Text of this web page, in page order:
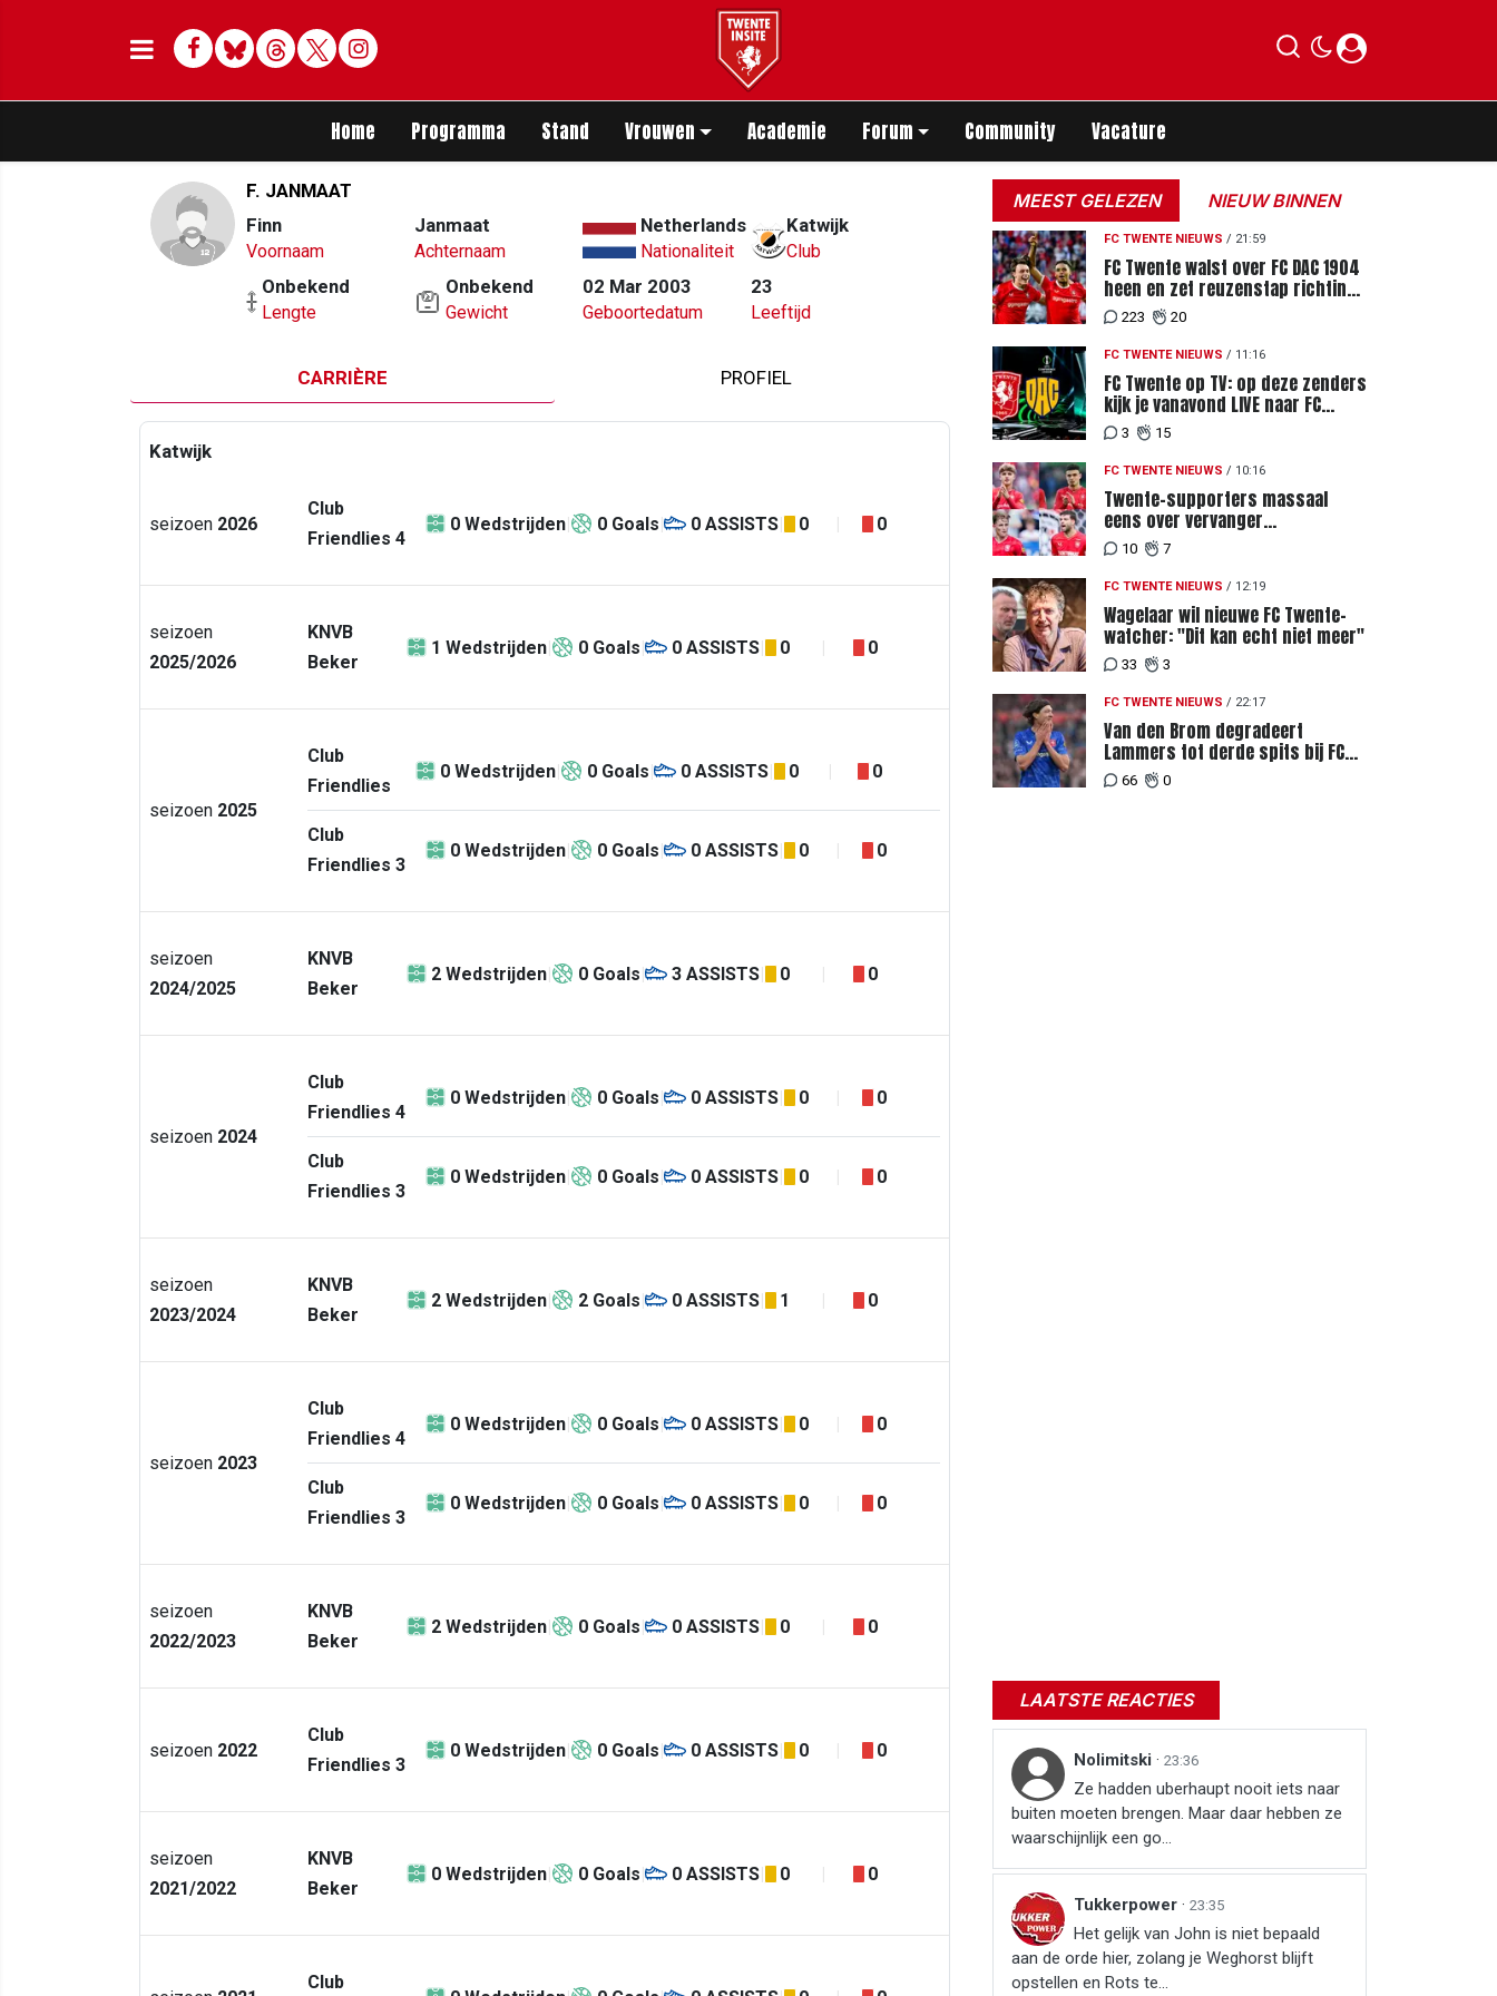
Facebook
BlueskyThreadsTwitterDelen op Whatsapp
Home Programma Stand Vrouwen Academie Forum Community Vacature
F. JANMAAT
Finn
Voornaam
Janmaat
Achternaam
Netherlands
Nationaliteit
Katwijk
Club
Onbekend
Lengte
Onbekend
Gewicht
02 Mar 2003
Geboortedatum
23
Leeftijd
CARRIÈRE PROFIEL
Katwijk
seizoen 2026
Club
Friendlies 4
0 Wedstrijden 0 Goals 0 ASSISTS 0 0
seizoen
2025/2026
KNVB
Beker
1 Wedstrijden 0 Goals 0 ASSISTS 0 0
seizoen 2025
Club
Friendlies
0 Wedstrijden 0 Goals 0 ASSISTS 0 0
Club
Friendlies 3
0 Wedstrijden 0 Goals 0 ASSISTS 0 0
seizoen
2024/2025
KNVB
Beker
2 Wedstrijden 0 Goals 3 ASSISTS 0 0
seizoen 2024
Club
Friendlies 4
0 Wedstrijden 0 Goals 0 ASSISTS 0 0
Club
Friendlies 3
0 Wedstrijden 0 Goals 0 ASSISTS 0 0
seizoen
2023/2024
KNVB
Beker
2 Wedstrijden 2 Goals 0 ASSISTS 1 0
seizoen 2023
Club
Friendlies 4
0 Wedstrijden 0 Goals 0 ASSISTS 0 0
Club
Friendlies 3
0 Wedstrijden 0 Goals 0 ASSISTS 0 0
seizoen
2022/2023
KNVB
Beker
2 Wedstrijden 0 Goals 0 ASSISTS 0 0
seizoen 2022
Club
Friendlies 3
0 Wedstrijden 0 Goals 0 ASSISTS 0 0
seizoen
2021/2022
KNVB
Beker
0 Wedstrijden 0 Goals 0 ASSISTS 0 0
Club
MEEST GELEZEN NIEUW BINNEN
FC TWENTE NIEUWS / 21:59
FC Twente walst over FC DAC 1904
heen en zet reuzenstap richting
de play-offs
223 20
FC TWENTE NIEUWS / 11:16
FC Twente op TV: op deze zenders
kijk je vanavond LIVE naar FC
Twente - FC DAC 04
3 15
FC TWENTE NIEUWS / 10:16
Twente-supporters massaal
eens over vervanger
geblesseerde Lemkin tegen FC
DAC 04
10 7
FC TWENTE NIEUWS / 12:19
Wagelaar wil nieuwe FC Twente-
watcher: "Dit kan echt niet meer"
33 3
FC TWENTE NIEUWS / 22:17
Van den Brom degradeert
Lammers tot derde spits bij FC
Twente
66 0
LAATSTE REACTIES
Nolimitski · 23:36
Ze hadden uberhaupt nooit iets naar
buiten moeten brengen. Maar daar hebben ze
waarschijnlijk een go...
Tukkerpower · 23:35
Het gelijk van John is niet bepaald
aan de orde hier, zolang je Weghorst blijft
opstellen en Rots te...